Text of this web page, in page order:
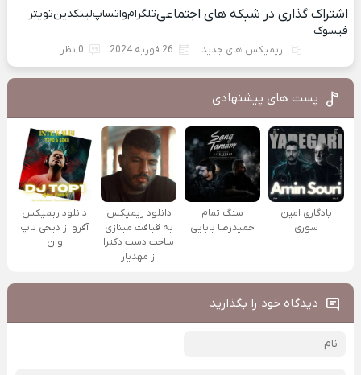
اشتراک گذاری در شبکه های اجتماعیتلگرامواتساپلینکدینتویتر
فیسوک
ریمیکس های جدید 26 فوریه 2024 0 نظر
پست های پیشنهادی
یادگاری امین
سوری
سنگ تمام
حمیدرضا بابایی
دانلود ریمیکس
به قیافت مینازی
ساخت دست دکترا
از مهدیار
دانلود ریمیکس
آفرو از ديجی تاپ
وان
دیدگاه خود را بگذارید